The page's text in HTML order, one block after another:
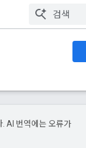
AI 번역에는 오류가